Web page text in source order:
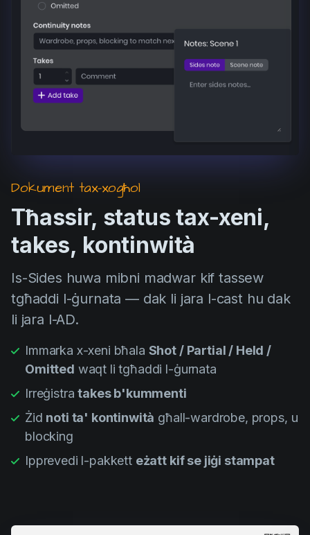
Dokument tax-xogħol
Tħassir, status tax-xeni,
takes, kontinwità
Is-Sides huwa mibni madwar kif tassew
tgħaddi l-ġurnata — dak li jara l-cast hu dak
li jara l-AD.
Immarka x-xeni bħala Shot / Partial / Held /
Omitted waqt li tgħaddi l-ġurnata
Irreġistratakes b'kummenti
Żid noti ta' kontinwità għall-wardrobe, props, u
blocking
Ipprevedi l-pakkett eżatt kif se jiġi stampat